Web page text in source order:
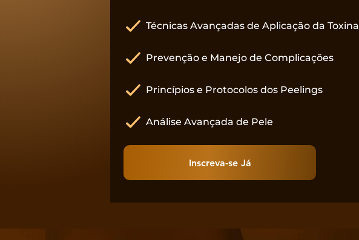
Técnicas Avançadas de Aplicação da
Prevenção e Manejo de Complicações
Princípios e Protocolos dos Peelings
Análise Avançada de Pele
Inscreva-se Já